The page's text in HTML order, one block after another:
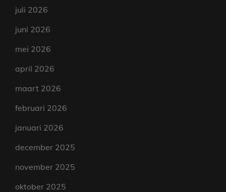
juli 2026
juni 2026
mei 2026
april 2026
maart 2026
februari 2026
januari 2026
december 2025
november 2025
oktober 2025